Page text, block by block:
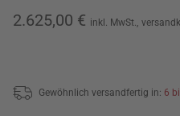
2.625,00 € inkl. MwSt.,
Gewöhnlich versandfertig in: 6